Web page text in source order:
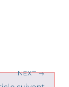
NEXT →